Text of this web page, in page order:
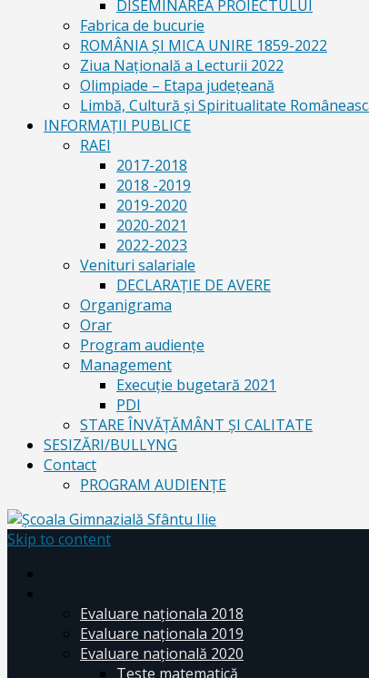
DISEMINAREA PROIECTULUI
Fabrica de bucurie
ROMÂNIA ŞI MICA UNIRE 1859-2022
Ziua Naţională a Lecturii 2022
Olimpiade – Etapa judeţeană
Limbă, Cultură și Spiritualitate
INFORMAŢII PUBLICE
RAEI
2017-2018
2018 -2019
2019-2020
2020-2021
2022-2023
Venituri salariale
DECLARAŢIE DE AVERE
Organigrama
Orar
Program audiențe
Management
Execuţie bugetară 2021
PDI
STARE ÎNVĂȚĂMÂNT ȘI CALITATE
SESIZĂRI/BULLYNG
Contact
PROGRAM AUDIENŢE
Skip to content
Evaluare naționala 2018
Evaluare naționala 2019
Evaluare națională 2020
Teste matematică